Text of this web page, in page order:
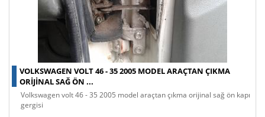
VOLKSWAGEN VOLT 46 - 35 2005 MODEL ARAÇTAN ÇIKMA
ORIJINAL SAĞ ÖN ...
volkswagen volt 46 - 35 2005 model araçtan çıkma orijinal sağ ön kapı
gergisi